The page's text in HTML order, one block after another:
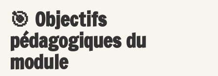
🎯 Objectifs
pédagogiques du
module